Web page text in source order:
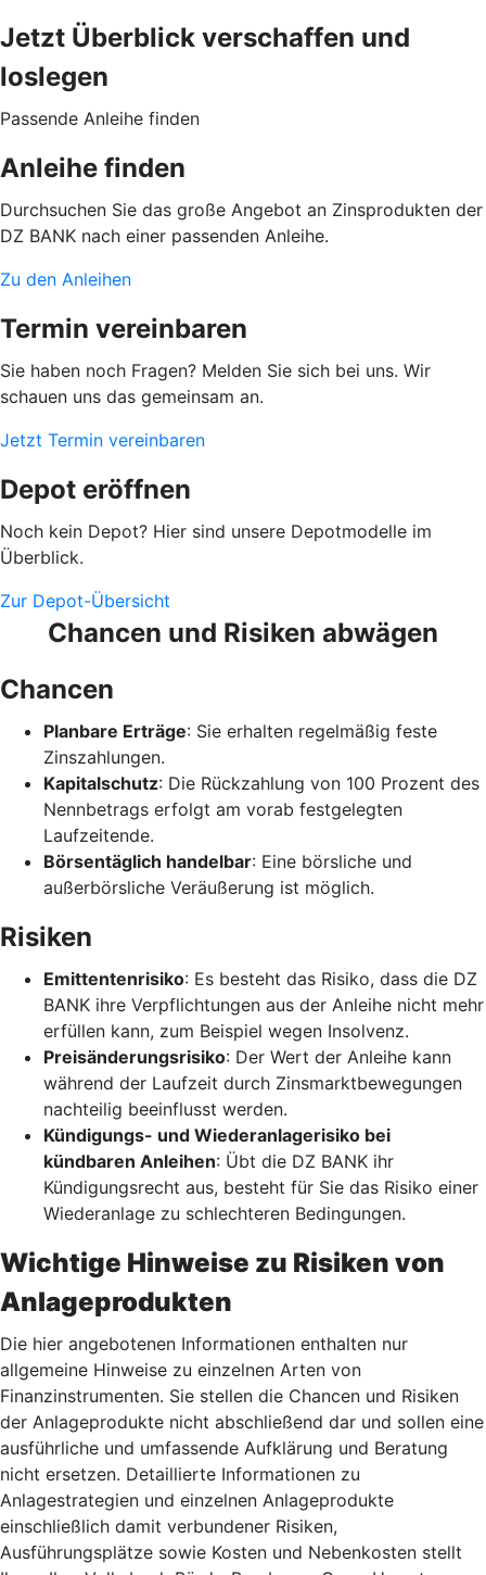
Jetzt Überblick verschaffen und
loslegen
Passende Anleihe finden
Anleihe finden
Durchsuchen Sie das große Angebot an Zinsprodukten der
DZ BANK nach einer passenden Anleihe.
Zu den Anleihen
Termin vereinbaren
Sie haben noch Fragen? Melden Sie sich bei uns. Wir
schauen uns das gemeinsam an.
Jetzt Termin vereinbaren
Depot eröffnen
Noch kein Depot? Hier sind unsere Depotmodelle im
Überblick.
Zur Depot-Übersicht
Chancen und Risiken abwägen
Chancen
Planbare Erträge: Sie erhalten regelmäßig feste
Zinszahlungen.
Kapitalschutz: Die Rückzahlung von 100 Prozent des
Nennbetrags erfolgt am vorab festgelegten
Laufzeitende.
Börsentäglich handelbar: Eine börsliche und
außerbörsliche Veräußerung ist möglich.
Risiken
Emittentenrisiko: Es besteht das Risiko, dass die DZ
BANK ihre Verpflichtungen aus der Anleihe nicht mehr
erfüllen kann, zum Beispiel wegen Insolvenz.
Preisänderungsrisiko: Der Wert der Anleihe kann
während der Laufzeit durch Zinsmarktbewegungen
nachteilig beeinflusst werden.
Kündigungs- und Wiederanlagerisiko bei
kündbaren Anleihen: Übt die DZ BANK ihr
Kündigungsrecht aus, besteht für Sie das Risiko einer
Wiederanlage zu schlechteren Bedingungen.
Wichtige Hinweise zu Risiken von
Anlageprodukten
Die hier angebotenen Informationen enthalten nur
allgemeine Hinweise zu einzelnen Arten von
Finanzinstrumenten. Sie stellen die Chancen und Risiken
der Anlageprodukte nicht abschließend dar und sollen eine
ausführliche und umfassende Aufklärung und Beratung
nicht ersetzen. Detaillierte Informationen zu
Anlagestrategien und einzelnen Anlageprodukte
einschließlich damit verbundener Risiken,
Ausführungsplätze sowie Kosten und Nebenkosten stellt